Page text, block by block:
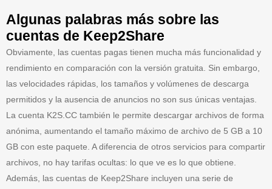
Algunas palabras más sobre las
cuentas de Keep2Share
Obviamente, las cuentas pagas tienen mucha más funcionalidad y
rendimiento en comparación con la versión gratuita. Sin embargo,
las velocidades rápidas, los tamaños y volúmenes de descarga
permitidos y la ausencia de anuncios no son sus únicas ventajas.
La cuenta K2S.CC también le permite descargar archivos de forma
anónima, aumentando el tamaño máximo de archivo de 5 GB a 10
GB con este paquete. A diferencia de otros servicios para compartir
archivos, no hay tarifas ocultas: lo que ve es lo que obtiene.
Además, las cuentas de Keep2Share incluyen una serie de